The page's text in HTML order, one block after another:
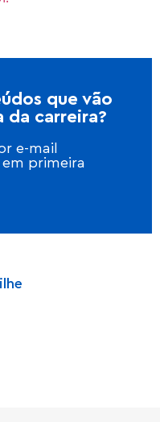
que vão
da carreira?
e-mail
primeira